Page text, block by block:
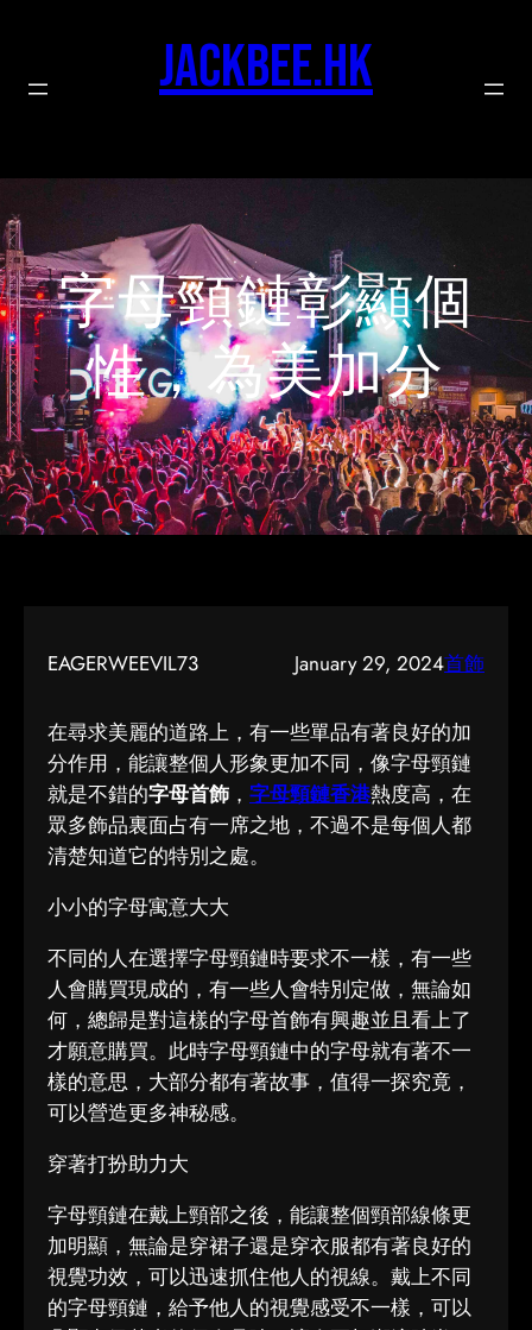
content
jackbee.hk
字母頸鏈彰顯個
性，為美加分
EAGERWEEVIL73 January 29, 2024首飾
在尋求美麗的道路上，有一些單品有著良好的加
分作用，能讓整個人形象更加不同，像字母頸鏈
就是不錯的字母首飾 ， 字母頸鏈香港熱度高，在
眾多飾品裏面占有一席之地，不過不是每個人都
清楚知道它的特別之處。
小小的字母寓意大大
不同的人在選擇字母頸鏈時要求不一樣，有一些
人會購買現成的，有一些人會特別定做，無論如
何，總歸是對這樣的字母首飾有興趣並且看上了
才願意購買。此時字母頸鏈中的字母就有著不一
樣的意思，大部分都有著故事，值得一探究竟，
可以營造更多神秘感。
穿著打扮助力大
字母頸鏈在戴上頸部之後，能讓整個頸部線條更
加明顯，無論是穿裙子還是穿衣服都有著良好的
視覺功效，可以迅速抓住他人的視線。戴上不同
的字母頸鏈，給予他人的視覺感受不一樣，可以